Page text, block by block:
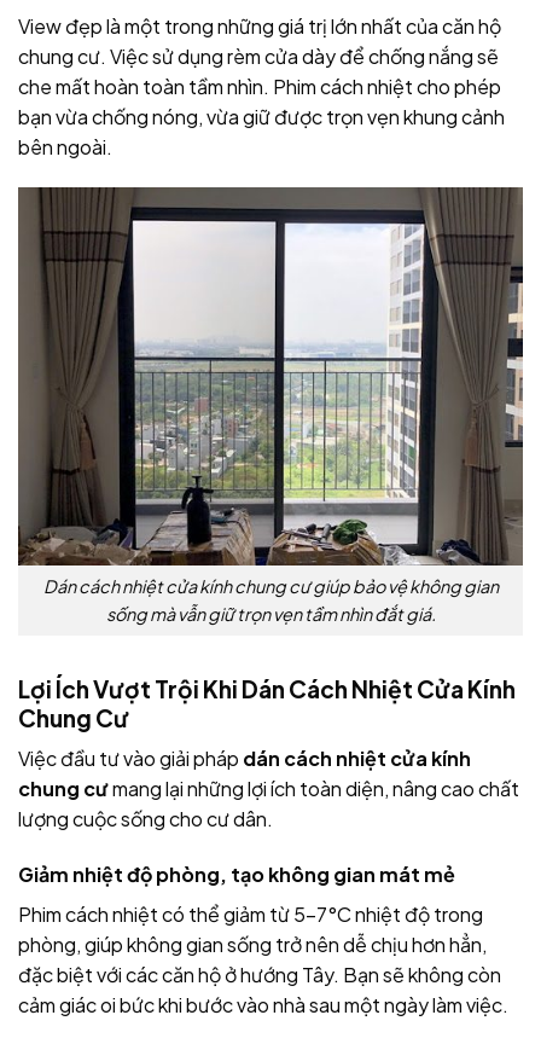
View đẹp là một trong những giá trị lớn nhất của căn hộ
chung cư. Việc sử dụng rèm cửa dày để chống nắng sẽ
che mất hoàn toàn tầm nhìn. Phim cách nhiệt cho phép
bạn vừa chống nóng, vừa giữ được trọn vẹn khung cảnh
bên ngoài.
Dán cách nhiệt cửa kính chung cư giúp bảo vệ không gian
sống mà vẫn giữ trọn vẹn tầm nhìn đắt giá.
Lợi Ích Vượt Trội Khi Dán Cách Nhiệt Cửa Kính
Chung Cư
Việc đầu tư vào giải pháp dán cách nhiệt cửa kính
chung cưmang lại những lợi ích toàn diện, nâng cao chất
lượng cuộc sống cho cư dân.
Giảm nhiệt độ phòng, tạo không gian mát mẻ
Phim cách nhiệt có thể giảm từ 5-7°C nhiệt độ trong
phòng, giúp không gian sống trở nên dễ chịu hơn hẳn,
đặc biệt với các căn hộ ở hướng Tây. Bạn sẽ không còn
cảm giác oi bức khi bước vào nhà sau một ngày làm việc.